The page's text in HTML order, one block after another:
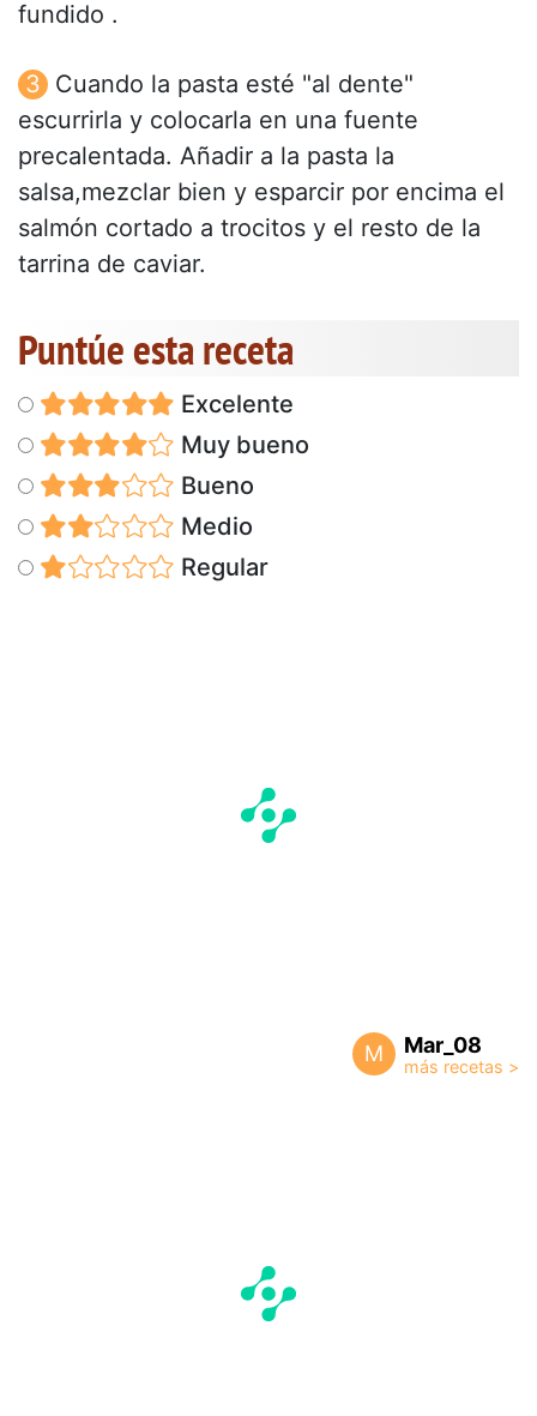
fundido .
Cuando la pasta esté "al dente"
escurrirla y colocarla en una fuente
precalentada. Añadir a la pasta la
salsa,mezclar bien y esparcir por encima el
salmón cortado a trocitos y el resto de la
tarrina de caviar.
Puntúe esta receta
Excelente
Muy bueno
Bueno
Medio
Regular
M Mar_08